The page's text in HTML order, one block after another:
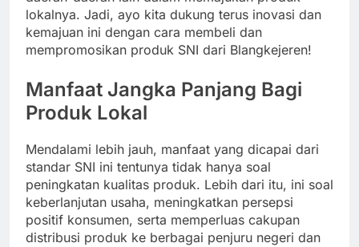
lokalnya. Jadi, ayo kita dukung terus inovasi dan
kemajuan ini dengan cara membeli dan
mempromosikan produk SNI dari Blangkejeren!
Manfaat Jangka Panjang Bagi
Produk Lokal
Mendalami lebih jauh, manfaat yang dicapai dari
standar SNI ini tentunya tidak hanya soal
peningkatan kualitas produk. Lebih dari itu, ini soal
keberlanjutan usaha, meningkatkan persepsi
positif konsumen, serta memperluas cakupan
distribusi produk ke berbagai penjuru negeri dan